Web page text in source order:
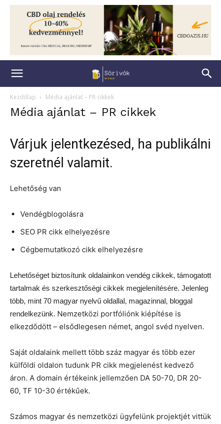
Kezdőlap Média ajánlat – PR cikkek
Média ajánlat – PR cikkek
Várjuk jelentkezésed, ha publikálni
szeretnél valamit.
Lehetőség van
Vendégblogolásra
SEO PR cikk elhelyezésre
Cégbemutatkozó cikk elhelyezésre
Lehetőséget biztosítunk oldalainkon vendég cikkek, támogatott
tartalmak és szerkesztőségi cikkek megjelenítésére. Jelenleg
több, mint 70 magyar nyelvű oldallal, magazinnal, bloggal
rendelkezünk. Nemzetközi portfóliónk kiépítése is
elkezdődött – elsődlegesen német, angol svéd nyelven.
Saját oldalaink mellett több száz magyar és több ezer
külföldi oldalon tudunk PR cikk megjelenést kedvező
áron. A domain értékeink jellemzően DA 50-70, DR 20-
60, TF 10-30 értékűek.
Számos magyar és nemzetközi ügyfelünk projektjét vittük